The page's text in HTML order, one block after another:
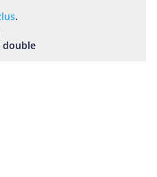
.
double